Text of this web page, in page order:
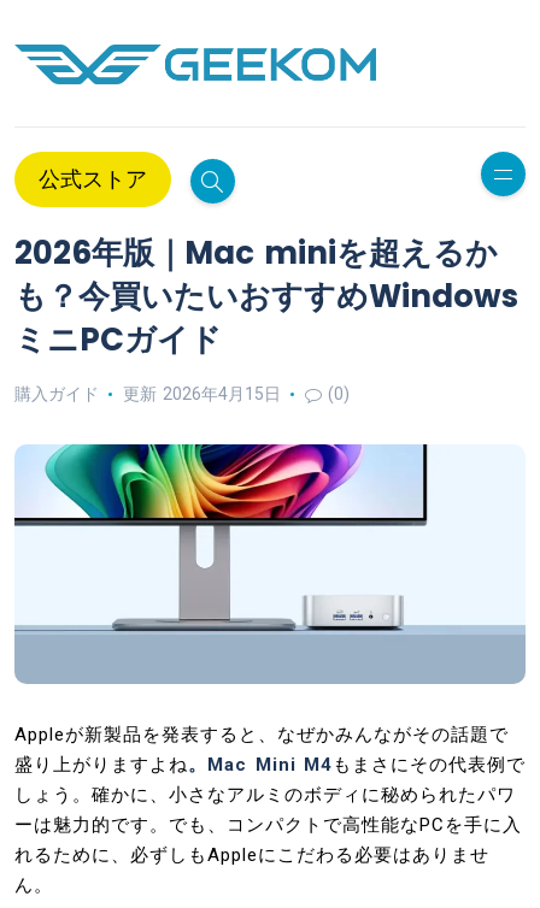
公式ストア
2026年版｜Mac miniを超えるか
も？今買いたいおすすめWindows
ミニPCガイド
購入ガイド 更新 2026年4月15日 (0)
Appleが新製品を発表すると、なぜかみんながその話題で
盛り上がりますよね。Mac Mini M4もまさにその代表例で
しょう。確かに、小さなアルミのボディに秘められたパワ
ーは魅力的です。でも、コンパクトで高性能なPCを手に入
れるために、必ずしもAppleにこだわる必要はありませ
ん。